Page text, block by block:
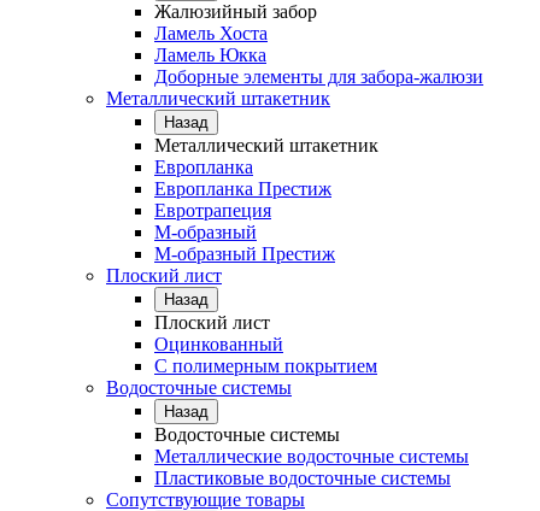
Жалюзийный забор
Ламель Хоста
Ламель Юкка
Доборные элементы для забора-жалюзи
Металлический штакетник
Назад
Металлический штакетник
Европланка
Европланка Престиж
Евротрапеция
М-образный
М-образный Престиж
Плоский лист
Назад
Плоский лист
Оцинкованный
С полимерным покрытием
Водосточные системы
Назад
Водосточные системы
Металлические водосточные системы
Пластиковые водосточные системы
Сопутствующие товары